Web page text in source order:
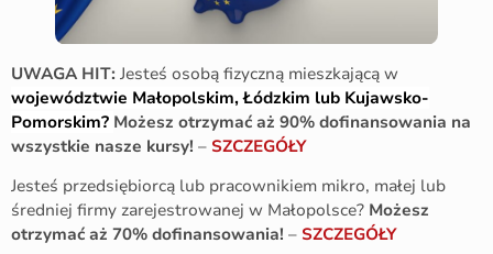
UWAGA HIT: Jesteś osobą fizyczną mieszkającą w
województwie Małopolskim, Łódzkim lub Kujawsko-
Pomorskim? Możesz otrzymać aż 90% dofinansowania na
wszystkie nasze kursy! – SZCZEGÓŁY
Jesteś przedsiębiorcą lub pracownikiem mikro, małej lub
średniej firmy zarejestrowanej w Małopolsce? Możesz
otrzymać aż 70% dofinansowania! – SZCZEGÓŁY